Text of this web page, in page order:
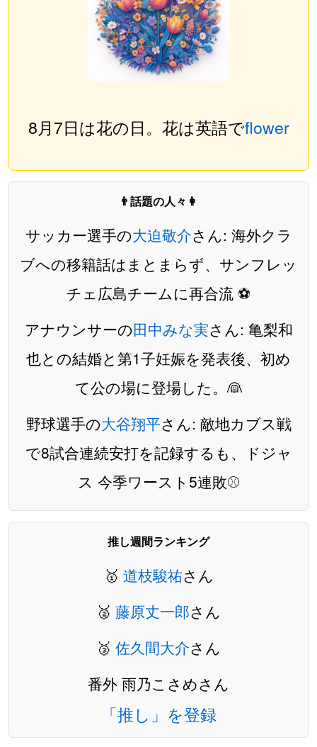
8月7日は花の日。花は英語でflower
👨話題の人々👩
サッカー選手の大迫敬介さん: 海外クラ
ブへの移籍話はまとまらず、サンフレッ
チェ広島チームに再合流 ⚽️
アナウンサーの田中みな実さん: 亀梨和
也との結婚と第1子妊娠を発表後、初め
て公の場に登場した。👰
野球選手の大谷翔平さん: 敵地カブス戦
で8試合連続安打を記録するも、ドジャ
ス 今季ワースト5連敗⚾️
推し週間ランキング
🥇 道枝駿祐さん
🥈 藤原丈一郎さん
🥉 佐久間大介さん
番外 雨乃こさめさん
「推し」を登録